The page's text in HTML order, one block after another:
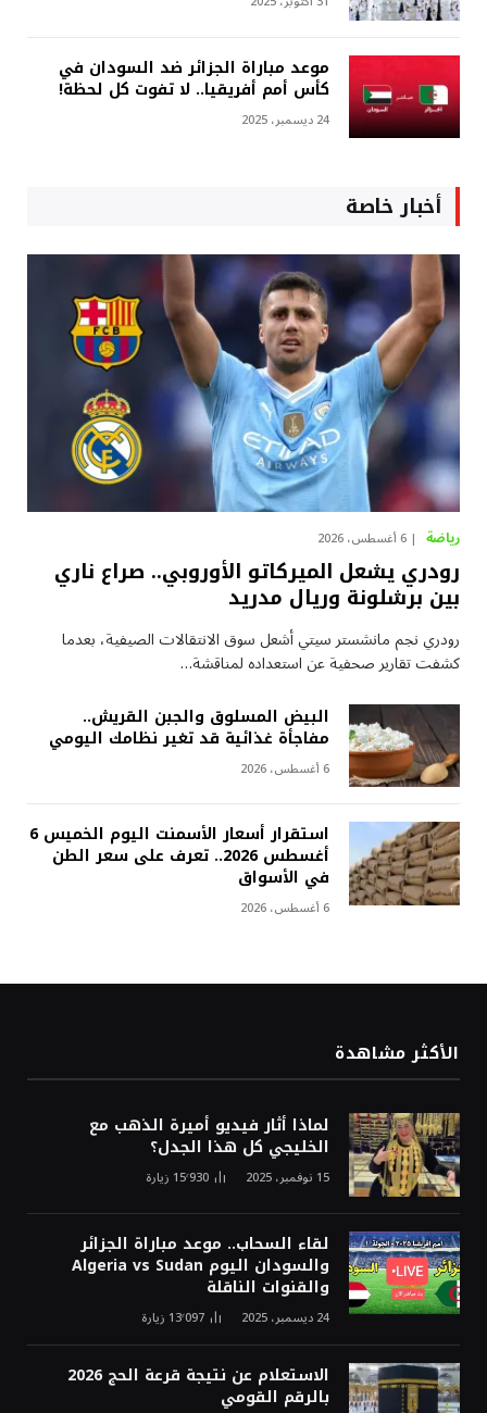
موعد مباراة الجزائر ضد السودان في
كأس أمم أفريقيا.. لا تفوت كل لحظة!
24 ديسمبر، 2025
أخبار خاصة
رياضة 6 أغسطس، 2026
رودري يشعل الميركاتو الأوروبي.. صراع ناري
بين برشلونة وريال مدريد
رودري نجم مانشستر سيتي أشعل سوق الانتقالات الصيفية، بعدما
كشفت تقارير صحفية عن استعداده لمناقشة…
البيض المسلوق والجبن القريش..
مفاجأة غذائية قد تغير نظامك اليومي
6 أغسطس، 2026
استقرار أسعار الأسمنت اليوم الخميس 6
أغسطس 2026.. تعرف على سعر الطن
في الأسواق
6 أغسطس، 2026
الأكثر مشاهدة
لماذا أثار فيديو أميرة الذهب مع
الخليجي كل هذا الجدل؟
15 نوفمبر، 2025 15٬930 زيارة
لقاء السحاب.. موعد مباراة الجزائر
والسودان اليوم Algeria vs Sudan
والقنوات الناقلة
24 ديسمبر، 2025 13٬097 زيارة
الاستعلام عن نتيجة قرعة الحج 2026
بالرقم القومي